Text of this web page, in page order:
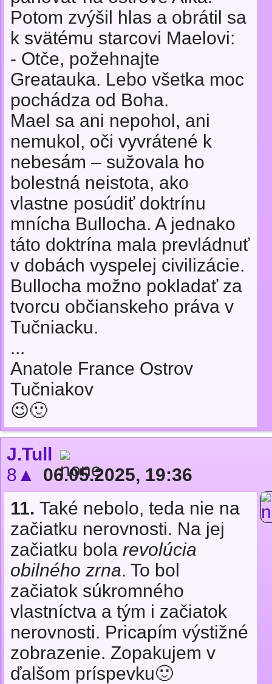
Potom zvýšil hlas a obrátil sa
k svätému starcovi Maelovi:
- Otče, požehnajte
Greatauka. Lebo všetka moc
pochádza od Boha.
Mael sa ani nepohol, ani
nemukol, oči vyvrátené k
nebesám – sužovala ho
bolestná neistota, ako
vlastne posúdiť doktrínu
mnícha Bullocha. A jednako
táto doktrína mala prevládnuť
v dobách vyspelej civilizácie.
Bullocha možno pokladať za
tvorcu občianskeho práva v
Tučniacku.
...
Anatole France Ostrov
Tučniakov
😉🙂
J.Tull
8▲
06.05.2025, 19:36
11. Také nebolo, teda nie na
začiatku nerovnosti. Na jej
začiatku bola revolúcia
obilného zrna. To bol
začiatok súkromného
vlastníctva a tým i začiatok
nerovnosti. Pricapím výstižné
zobrazenie. Zopakujem v
ďalšom príspevku🙂